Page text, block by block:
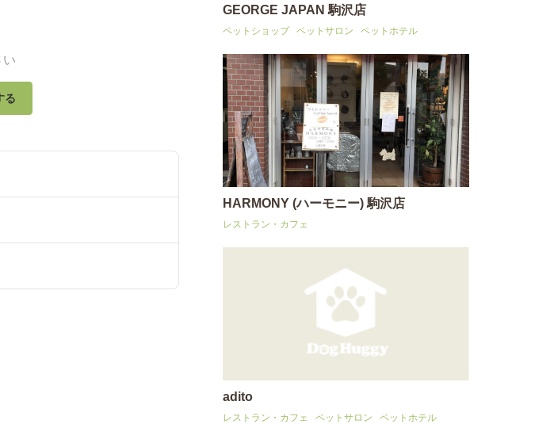
い
る
GEORGE JAPAN 駒沢店
ペットショップ ペットサロン ペットホテル
HARMONY (ハーモニー) 駒沢店
レストラン・カフェ
adito
レストラン・カフェ ペットサロン ペットホテル